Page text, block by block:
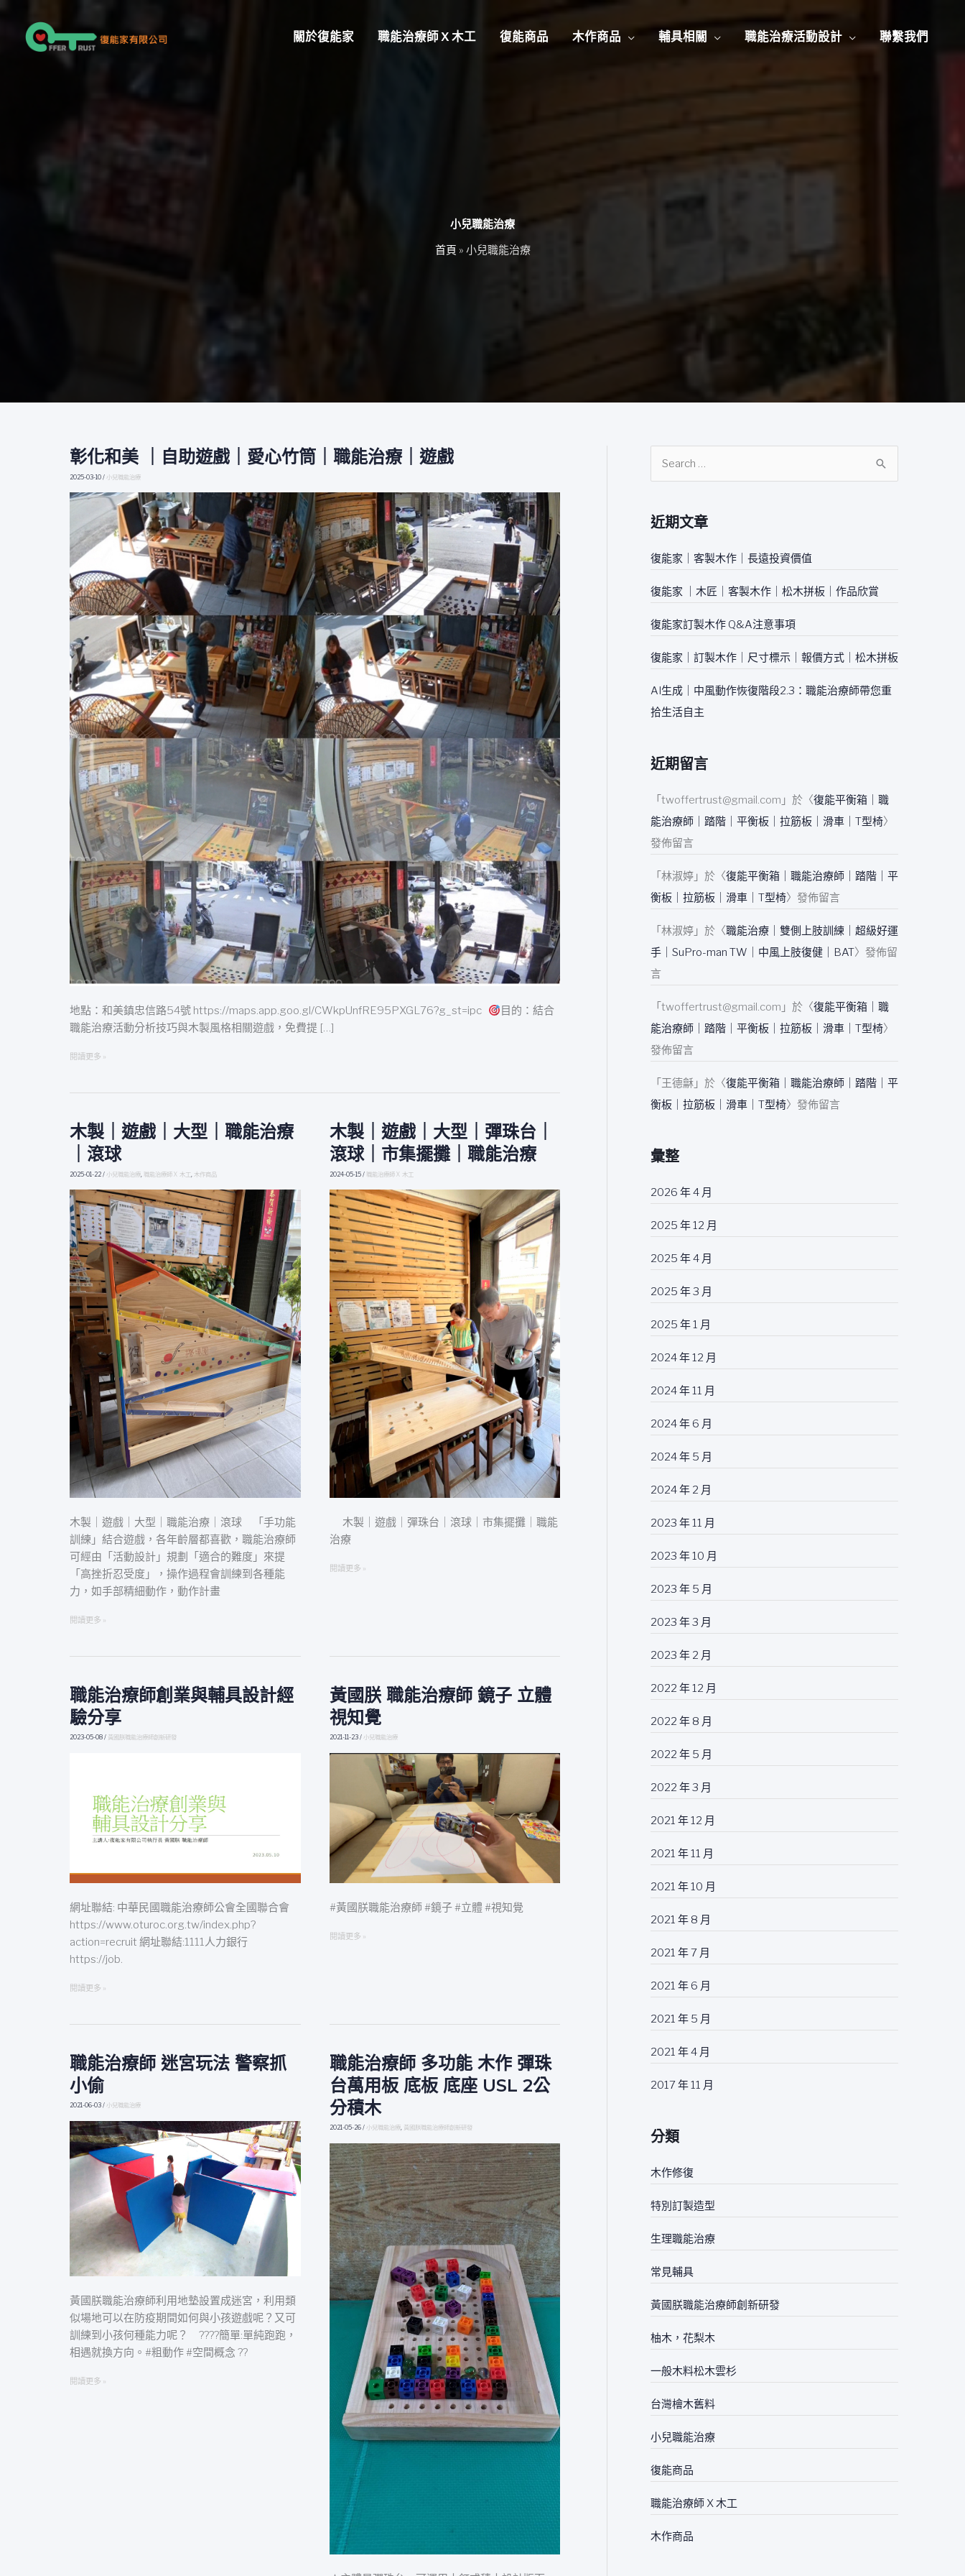
關於復能家 職能治療師 X 木工 復能商品 木作商品 輔具相關 職能治療活動設計 聯繫我們
小兒職能治療
首頁 » 小兒職能治療
彰化和美 ｜自助遊戲｜愛心竹筒｜職能治療｜遊戲
2025-03-10 / 小兒職能治療
地點：和美鎮忠信路54號 https://maps.app.goo.gl/CWkpUnfRE95PXGL76?g_st=ipc
目的：結合
職能治療活動分析技巧與木製風格相關遊戲，免費提 […]
彰
美
自
助
遊
戲
｜
愛
竹
筒
｜
職
能
治
療
｜
戲
閱讀更多 »
木製｜遊戲｜大型｜職能治療
｜滾球
2025-01-22 / 小兒職能治療 職能治療師 X 木工 木作商品
木製｜遊戲｜大型｜職能治療｜滾球 「手功能
訓練」結合遊戲，各年齡層都喜歡，職能治療師
可經由「活動設計」規劃「適合的難度」來提
「高挫折忍受度」，操作過程會訓練到各種能
力，如手部精細動作，動作計畫
木
遊
戲
｜
大
型
｜
職
能
療
｜
滾
球
閱讀更多 »
木製｜遊戲｜大型｜彈珠台｜
滾球｜市集擺攤｜職能治療
2024-05-15 / 職能治療師 X 木工
木製｜遊戲｜彈珠台｜滾球｜市集擺攤｜職能
治療
木
製
｜
遊
戲
｜
大
型
｜
彈
珠
台
｜
滾
球
｜
市
集
擺
攤
｜
職
能
閱讀更多 »
職能治療師創業與輔具設計經
驗分享
2023-05-08 / 黃國朕職能治療師創新研發
網址聯結: 中華民國職能治療師公會全國聯合會
https://www.oturoc.org.tw/index.php?
action=recruit 網址聯結:1111人力銀行
https://job.
職
能
治
療
分
享
閱讀更多 »
黃國朕 職能治療師 鏡子 立體
視知覺
2021-11-23 / 小兒職能治療
#黃國朕職能治療師 #鏡子 #立體 #視知覺
黃
國
朕
職
能
師
子
立
視
覺
閱讀更多 »
職能治療師 迷宮玩法 警察抓
小偷
2021-06-03 / 小兒職能治療
黃國朕職能治療師利用地墊設置成迷宮，利用類
似場地可以在防疫期間如何與小孩遊戲呢？又可
訓練到小孩何種能力呢？ ????簡單:單純跑跑，
相遇就換方向。#粗動作 #空間概念 ??
職
能
治
療
師
迷
宮
玩
抓
閱讀更多 »
職能治療師 多功能 木作 彈珠
台萬用板 底板 底座 USL 2公
分積木
2021-05-26 / 小兒職能治療, 黃國朕職能治療師創新研發
職
能
治
療
功
能
木
作
彈
珠
台
萬
用
板
鍵
字
近期文章
復能家｜客製木作｜長遠投資價值
復能家 ｜木匠｜客製木作｜松木拼板｜作品欣賞
復能家訂製木作 Q&A注意事項
復能家｜訂製木作｜尺寸標示｜報價方式｜松木拼板
AI生成｜中風動作恢復階段2.3：職能治療師帶您重
拾生活自主
近期留言
「 twoffertrust@gmail.com 」於〈復能平衡箱｜職
能治療師｜踏階｜平衡板｜拉筋板｜滑車｜T型椅〉
發佈留言
「 林淑婷 」於〈復能平衡箱｜職能治療師｜踏階｜平
衡板｜拉筋板｜滑車｜T型椅〉發佈留言
「 林淑婷 」於〈職能治療｜雙側上肢訓練｜超級好運
手｜SuPro-man TW｜中風上肢復健｜BAT〉發佈留
言
「 twoffertrust@gmail.com 」於〈復能平衡箱｜職
能治療師｜踏階｜平衡板｜拉筋板｜滑車｜T型椅〉
發佈留言
「 王德龢 」於〈復能平衡箱｜職能治療師｜踏階｜平
衡板｜拉筋板｜滑車｜T型椅〉發佈留言
彙整
2026 年 4 月
2025 年 12 月
2025 年 4 月
2025 年 3 月
2025 年 1 月
2024 年 12 月
2024 年 11 月
2024 年 6 月
2024 年 5 月
2024 年 2 月
2023 年 11 月
2023 年 10 月
2023 年 5 月
2023 年 3 月
2023 年 2 月
2022 年 12 月
2022 年 8 月
2022 年 5 月
2022 年 3 月
2021 年 12 月
2021 年 11 月
2021 年 10 月
2021 年 8 月
2021 年 7 月
2021 年 6 月
2021 年 5 月
2021 年 4 月
2017 年 11 月
分類
木作修復
特別訂製造型
生理職能治療
常見輔具
黃國朕職能治療師創新研發
柚木，花梨木
一般木料松木雲杉
台灣檜木舊料
小兒職能治療
復能商品
職能治療師 X 木工
木作商品